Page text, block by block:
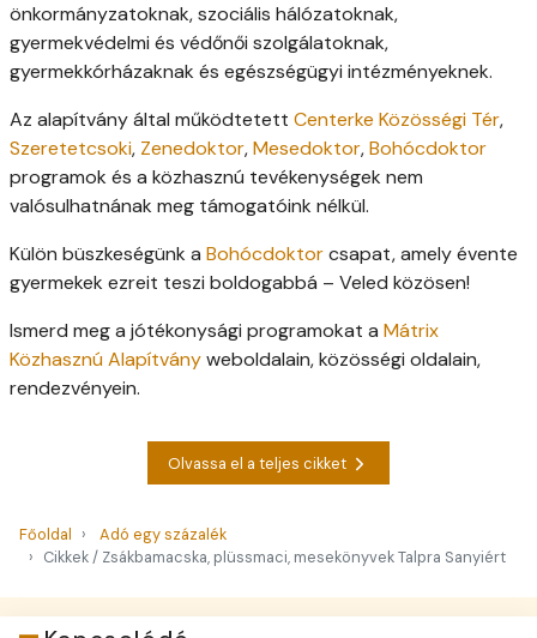
önkormányzatoknak, szociális hálózatoknak,
gyermekvédelmi és védőnői szolgálatoknak,
gyermekkórházaknak és egészségügyi intézményeknek.
Az alapítvány által működtetett Centerke Közösségi Tér,
Szeretetcsoki, Zenedoktor,Mesedoktor,Bohócdoktor
programok és a közhasznú tevékenységek nem
valósulhatnának meg támogatóink nélkül.
Külön büszkeségünk a Bohócdoktorcsapat, amely évente
gyermekek ezreit teszi boldogabbá – Veled közösen!
Ismerd meg a jótékonysági programokat a Mátrix
Közhasznú Alapítványweboldalain, közösségi oldalain,
rendezvényein.
Olvassa el a teljes cikket
Főoldal
Adó egy százalék
Cikkek / Zsákbamacska, plüssmaci, mesekönyvek Talpra Sanyiért